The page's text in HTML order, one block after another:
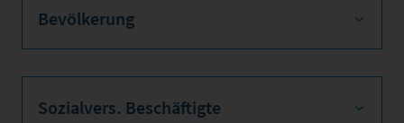
Bevölkerung
Sozialvers. Beschäftigte